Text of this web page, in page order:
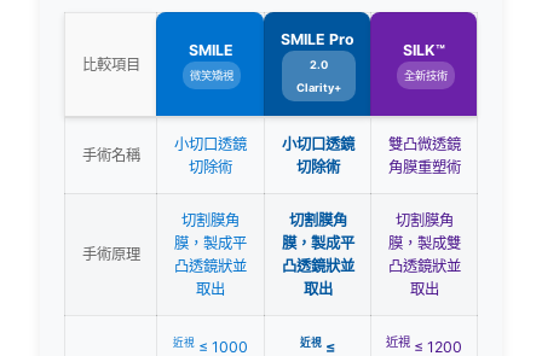
小切口透鏡
切除術
小切口透鏡
切除術
雙凸微透鏡
角膜重塑術
切割膜角
膜，製成平
凸透鏡狀並
取出
切割膜角
膜，製成平
凸透鏡狀並
取出
切割膜角
膜，製成雙
凸透鏡狀並
取出
適合人士
(度數)
近視≤ 1000
度
散光≤ 500
度
近視≤
1000度
散光≤ 500
度
近視≤ 1200
度
散光≤ 600
度
約3-5分鐘 約3-5分鐘 約3-5分鐘